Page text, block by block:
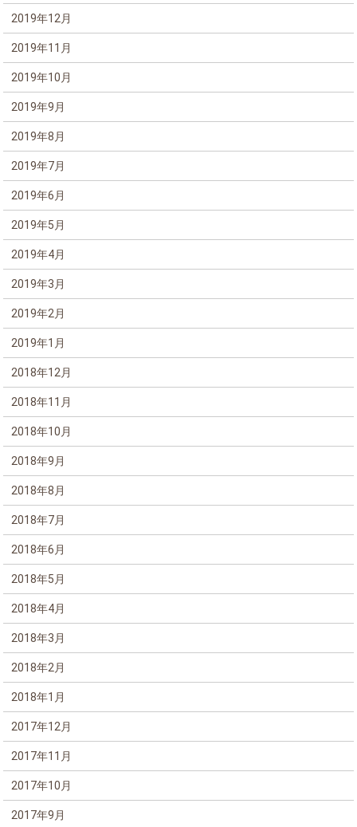
2019年12月
2019年11月
2019年10月
2019年9月
2019年8月
2019年7月
2019年6月
2019年5月
2019年4月
2019年3月
2019年2月
2019年1月
2018年12月
2018年11月
2018年10月
2018年9月
2018年8月
2018年7月
2018年6月
2018年5月
2018年4月
2018年3月
2018年2月
2018年1月
2017年12月
2017年11月
2017年10月
2017年9月